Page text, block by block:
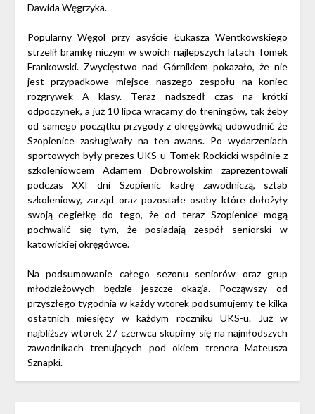
Dawida Węgrzyka.
Popularny Węgol przy asyście Łukasza Wentkowskiego
strzelił bramkę niczym w swoich najlepszych latach Tomek
Frankowski. Zwycięstwo nad Górnikiem pokazało, że nie
jest przypadkowe miejsce naszego zespołu na koniec
rozgrywek A klasy. Teraz nadszedł czas na krótki
odpoczynek, a już 10 lipca wracamy do treningów, tak żeby
od samego początku przygody z okręgówką udowodnić że
Szopienice zasługiwały na ten awans. Po wydarzeniach
sportowych były prezes UKS-u Tomek Rockicki wspólnie z
szkoleniowcem Adamem Dobrowolskim zaprezentowali
podczas XXI dni Szopienic kadrę zawodniczą, sztab
szkoleniowy, zarząd oraz pozostałe osoby które dołożyły
swoją cegiełkę do tego, że od teraz Szopienice mogą
pochwalić się tym, że posiadają zespół seniorski w
katowickiej okręgówce.
Na podsumowanie całego sezonu seniorów oraz grup
młodzieżowych będzie jeszcze okazja. Począwszy od
przyszłego tygodnia w każdy wtorek podsumujemy te kilka
ostatnich miesięcy w każdym roczniku UKS-u. Już w
najbliższy wtorek 27 czerwca skupimy się na najmłodszych
zawodnikach trenujących pod okiem trenera Mateusza
Sznapki.